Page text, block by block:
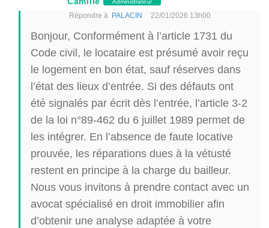
Répondre à PALACIN 22/01/2026 13h00
Bonjour, Conformément à l’article 1731 du
Code civil, le locataire est présumé avoir reçu
le logement en bon état, sauf réserves dans
l’état des lieux d’entrée. Si des défauts ont
été signalés par écrit dès l’entrée, l’article 3-2
de la loi n°89-462 du 6 juillet 1989 permet de
les intégrer. En l’absence de faute locative
prouvée, les réparations dues à la vétusté
restent en principe à la charge du bailleur.
Nous vous invitons à prendre contact avec un
avocat spécialisé en droit immobilier afin
d’obtenir une analyse adaptée à votre